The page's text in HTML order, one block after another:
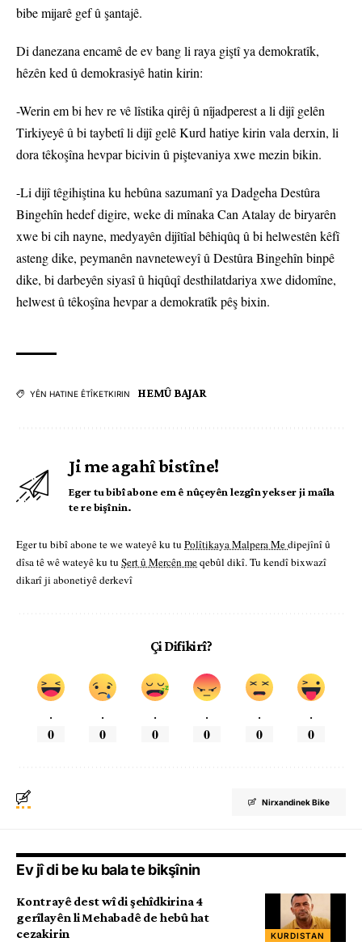
bibe mijarê gef û şantajê.
Di danezana encamê de ev bang li raya giştî ya demokratîk,
hêzên ked û demokrasiyê hatin kirin:
-Werin em bi hev re vê lîstika qirêj û nîjadperest a li dijî gelên
Tirkiyeyê û bi taybetî li dijî gelê Kurd hatiye kirin vala derxin, li
dora têkoşîna hevpar bicivin û piştevaniya xwe mezin bikin.
-Li dijî têgihiştina ku hebûna sazumanî ya Dadgeha Destûra
Bingehîn hedef digire, weke di mînaka Can Atalay de biryarên
xwe bi cih nayne, medyayên dijîtîal bêhiqûq û bi helwestên kêfî
asteng dike, peymanên navneteweyî û Destûra Bingehîn binpê
dike, bi darbeyên siyasî û hiqûqî desthilatdariya xwe didomîne,
helwest û têkoşîna hevpar a demokratîk pêş bixin.
YÊN HATINE ÊTÎKETKIRIN HEMÛ BAJAR
Ji me agahî bistîne!
Eger tu bibî abone em ê nûçeyên lezgîn yekser ji maîla
te re bişînin.
Eger tu bibî abone te we wateyê ku tu Polîtikaya Malpera Medipejînî û
dîsa tê wê wateyê ku tu Şert û Mercên meqebûl dikî. Tu kendî bixwazî
dikarî ji abonetiyê derkevî
Çi Difikirî?
.
0
.
0
.
0
.
0
.
0
.
0
Nirxandinek Bike
Ev jî di be ku bala te bikşînin
KURDISTAN
Kontrayê dest wî di şehîdkirina 4
gerîlayên li Mehabadê de hebû hat
cezakirin